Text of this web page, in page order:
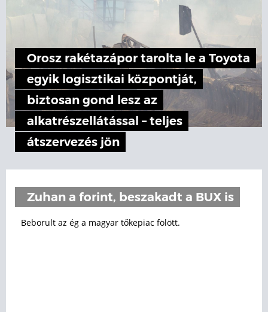
Orosz rakétazápor tarolta le a Toyota
egyik logisztikai központját,
biztosan gond lesz az
alkatrészellátással – teljes
átszervezés jön
Zuhan a forint, beszakadt a BUX is
Beborult az ég a magyar tőkepiac fölött.